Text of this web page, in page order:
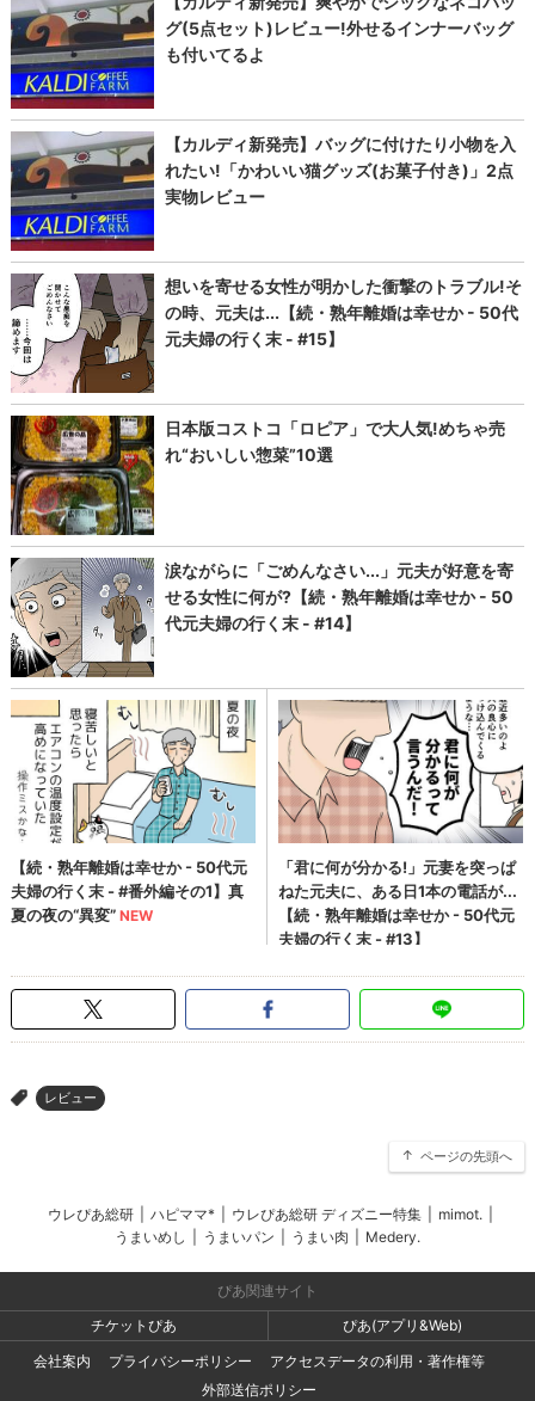
> レビュー
ページの先頭へ
ウレぴあ総研 ハピママ* ウレぴあ総研 ディズニー特集 mimot.
うまいめし
うまいパン うまい肉 Medery.
ぴあ関連サイト
チケットぴあ
ぴあ(アプリ&Web)
会社案内
プライバシーポリシー
アクセスデータの利用・著作権等
外部送信ポリシー